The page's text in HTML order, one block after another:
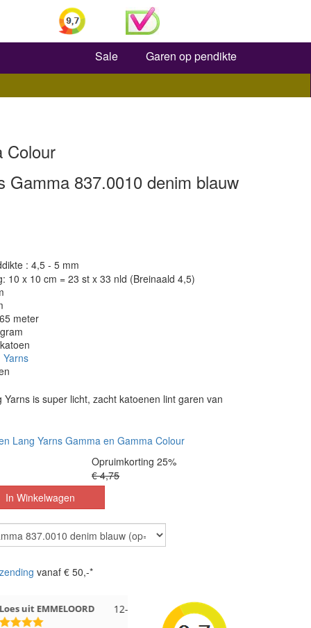
Zoeken
Sale Garen op pendikte
Colour
Gamma 837.0010 denim blauw
: 4,5 - 5 mm
10 x 10 cm = 23 st x 33 nld (Breinaald 4,5)
meter
is super licht, zacht katoenen lint garen van
Lang Yarns Gamma en Gamma Colour
Opruimkorting 25%
€ 4,75
vanaf € 50,-*
12-7-2026 Nell uit Beuningen